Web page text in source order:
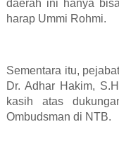
daerah ini hanya
harap Ummi Rohmi.
Sementara itu,
Dr. Adhar Hakim,
kasih atas
Ombudsman di NTB.